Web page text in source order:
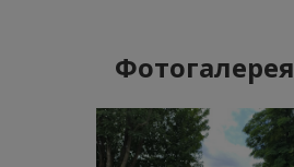
Фотогалерея